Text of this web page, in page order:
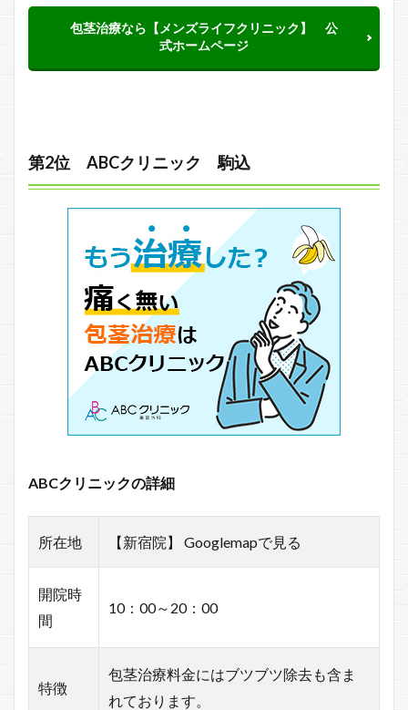
包茎治療なら【メンズライフクリニック】 公
式ホームページ
第2位 ABCクリニック 駒込
ABCクリニックの詳細
所在地 【新宿院】 Googlemapで見る
開院時
間
10：00～20：00
特徴
包茎治療料金にはブツブツ除去も含ま
れております。